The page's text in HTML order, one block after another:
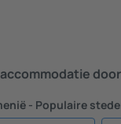
- Populaire